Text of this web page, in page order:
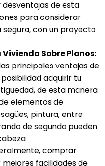
de esta
para considerar
con un proyecto
Sobre Planos:
principales ventajas de
adquirir tu
de esta manera
elementos de
pintura, entre
de segunda pueden
comprar
facilidades de